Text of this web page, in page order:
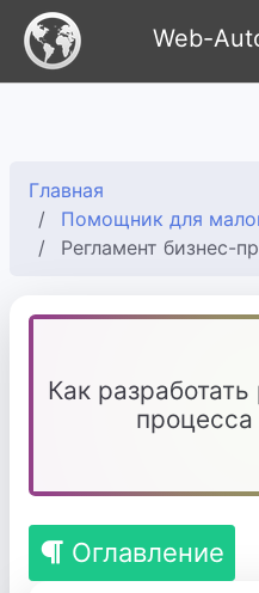
Web-
Главная
Помощник для
Регламент бизнес-
Как
Оглавление